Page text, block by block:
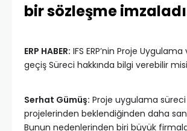
bir sözleşme
ERP HABER: IFS ERP’nin Proje
geçiş Süreci hakkında bilgi verebilir
Serhat Gümüş: Proje uygulama süreci
projelerinden beklendiğinden daha
Bunun nedenlerinden biri büyük